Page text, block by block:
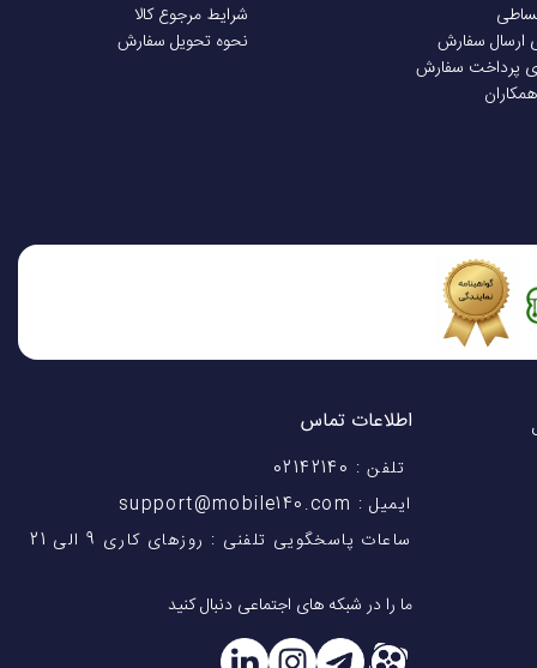
ارسال سفارش
پرداخت سفارش
شرایط مرجوع کالا
نحوه تحویل سفارش
شماست! با 28 سال
اطلاعات تماس
تلفن : 02142140
ایمیل : support@mobile140.com
ساعات پاسخگویی تلفنی : روزهای کاری 9 الی 21
ما را در شبکه های اجتماعی دنبال کنید